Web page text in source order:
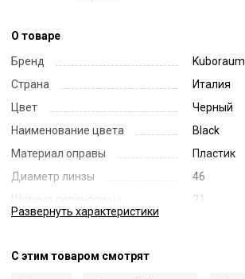
О товаре
Бренд
Kuboraum
Страна
Италия
Цвет
Черный
Наименование цвета
Black
Материал оправы
Пластик
Диаметр линзы
46
Ширина переносицы
21
Развернуть характеристики
С этим товаром смотрят